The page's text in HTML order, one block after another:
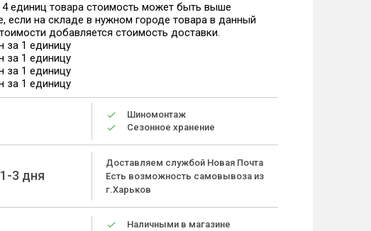
единиц товара стоимость может быть выше
если на складе в нужном городе товара в данный
добавляется стоимость доставки.
за 1 единицу
за 1 единицу
за 1 единицу
за 1 единицу
Шиномонтаж
Сезонное хранение
3 дня
Доставляем службой Новая Почта
Есть возможность самовывоза из
г.Харьков
Наличными в магазине